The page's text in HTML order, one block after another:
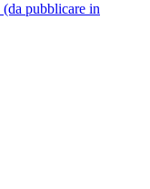
pubblicare in